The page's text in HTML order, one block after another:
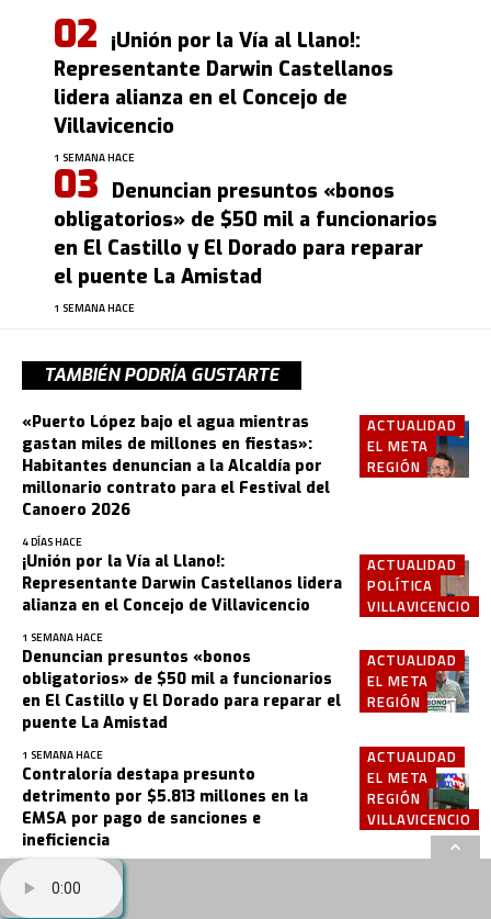
¡Unión por la Vía al Llano!:
Representante Darwin Castellanos
lidera alianza en el Concejo de
Villavicencio
1 SEMANA HACE
Denuncian presuntos «bonos
obligatorios» de $50 mil a funcionarios
en El Castillo y El Dorado para reparar
el puente La Amistad
1 SEMANA HACE
TAMBIÉN PODRÍA GUSTARTE
ACTUALIDAD
EL META
REGIÓN
«Puerto López bajo el agua mientras
gastan miles de millones en fiestas»:
Habitantes denuncian a la Alcaldía por
millonario contrato para el Festival del
Canoero 2026
4 DÍAS HACE
ACTUALIDAD
POLÍTICA
VILLAVICENCIO
¡Unión por la Vía al Llano!:
Representante Darwin Castellanos lidera
alianza en el Concejo de Villavicencio
1 SEMANA HACE
ACTUALIDAD
EL META
REGIÓN
Denuncian presuntos «bonos
obligatorios» de $50 mil a funcionarios
en El Castillo y El Dorado para reparar el
puente La Amistad
1 SEMANA HACE
ACTUALIDAD
EL META
REGIÓN
VILLAVICENCIO
Contraloría destapa presunto
detrimento por $5.813 millones en la
EMSA por pago de sanciones e
ineficiencia